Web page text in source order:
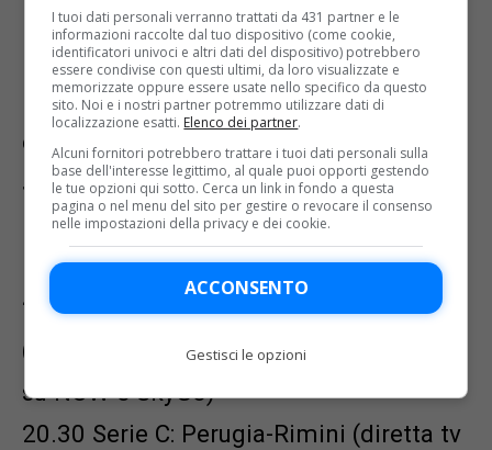
Madrid (streaming su DAZN)
18.30 Bundesliga: Mainz-Borussia
Dortmund (diretta tv su Sky Sport Arena
e Sky Sport 4k, 213, streaming su
SkyGo e NOW)
19.00 Liga portoghese: Estoril-Sporting
Lisbona (streaming su DAZN)
20.30 Serie C: Atalanta U23-Legnago
(diretta tv su Sky Sport 255, streaming
su NOW e SkyGo)
20.30 Serie C: Perugia-Rimini (diretta tv
I tuoi dati personali verranno trattati da 431 partner e le
informazioni raccolte dal tuo dispositivo (come cookie,
identificatori univoci e altri dati del dispositivo) potrebbero
essere condivise con questi ultimi, da loro visualizzate e
memorizzate oppure essere usate nello specifico da questo
sito. Noi e i nostri partner potremmo utilizzare dati di
localizzazione esatti. Elenco dei partner.
Alcuni fornitori potrebbero trattare i tuoi dati personali sulla
base dell'interesse legittimo, al quale puoi opporti gestendo
le tue opzioni qui sotto. Cerca un link in fondo a questa
pagina o nel menu del sito per gestire o revocare il consenso
nelle impostazioni della privacy e dei cookie.
ACCONSENTO
Gestisci le opzioni